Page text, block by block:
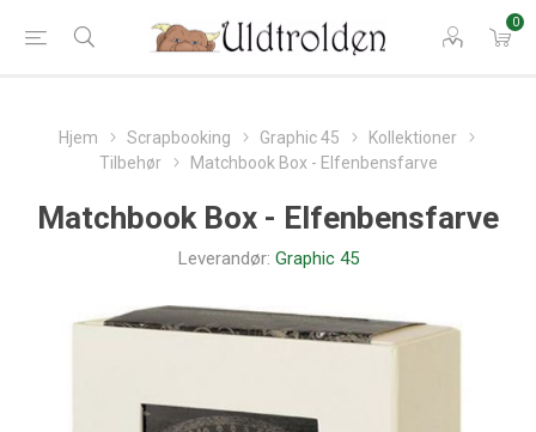
0
Hjem Scrapbooking Graphic 45
Kollektioner
Tilbehør
Matchbook Box - Elfenbensfarve
Matchbook Box - Elfenbensfarve
Leverandør: Graphic 45